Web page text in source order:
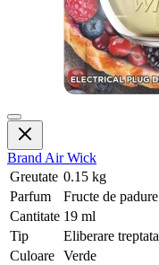
Brand Air Wick
Greutate 0.15 kg
Parfum
Fructe de padure
Cantitate 19 ml
Tip
Eliberare treptata
Culoare Verde